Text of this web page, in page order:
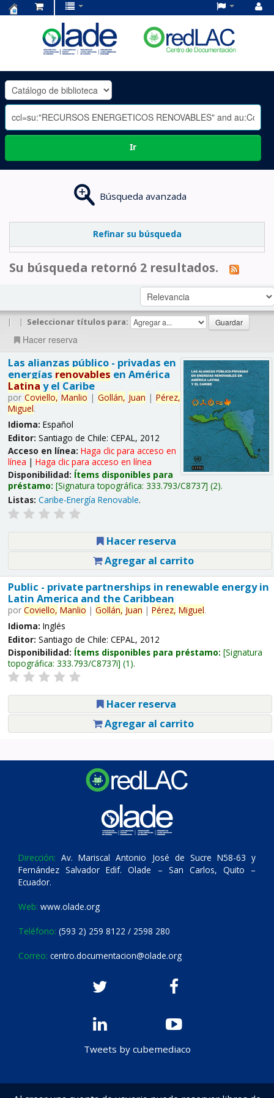
OLADE
-
Ir
Búsqueda avanzada
Refinar su búsqueda
Su búsqueda retornó 2 resultados.
| | Seleccionar títulos para:
Hacer reserva
Las alianzas público - privadas en
energías renovables en América
Latina y el Caribe
por Coviello, Manlio | Gollán, Juan | Pérez,
Miguel.
Idioma: Español
Editor: Santiago de Chile: CEPAL, 2012
Acceso en línea: Haga clic para acceso en
línea | Haga clic para acceso en línea
Disponibilidad: Ítems disponibles para
préstamo: Signatura topográfica: 333.793/C8737 (2).
Listas: Caribe-Energía Renovable.
Hacer reserva
Agregar al carrito
Public - private partnerships in renewable energy in
Latin America and the Caribbean
por Coviello, Manlio | Gollán, Juan | Pérez, Miguel.
Idioma: Inglés
Editor: Santiago de Chile: CEPAL, 2012
Disponibilidad: Ítems disponibles para préstamo: Signatura
topográfica: 333.793/C8737i (1).
Hacer reserva
Agregar al carrito
Dirección: Av. Mariscal Antonio José de Sucre N58-63 y
Fernández Salvador Edif. Olade – San Carlos, Quito –
Ecuador.
Web: www.olade.org
Teléfono: (593 2) 259 8122 / 2598 280
Correo: centro.documentacion@olade.org
Tweets by cubemediaco